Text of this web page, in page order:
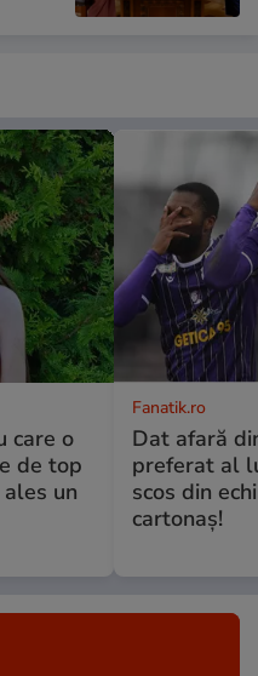
care o
de top
un
Fanatik.ro
Dat afară
preferat al
scos din
cartonaş!